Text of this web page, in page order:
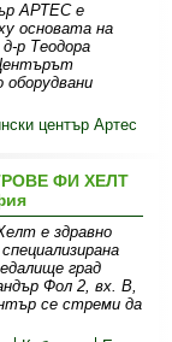
АРТЕС е
основата на
р Теодора
оборудвани
център Артес
ФИ ХЕЛТ
е здравно
град
Фол 2, вх. В,
се стреми да